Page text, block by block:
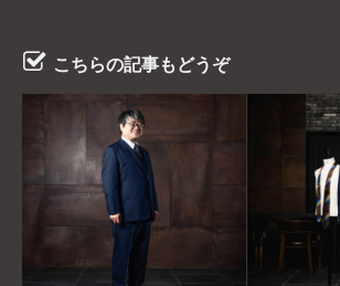
こちらの記事もどうぞ